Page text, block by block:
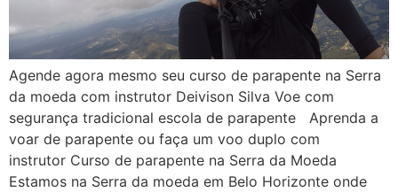
Agende agora mesmo seu curso de parapente na Serra
da moeda com instrutor Deivison Silva Voe com
segurança tradicional escola de parapente Aprenda a
voar de parapente ou faça um voo duplo com
instrutor Curso de parapente na Serra da Moeda
Estamos na Serra da moeda em Belo Horizonte onde